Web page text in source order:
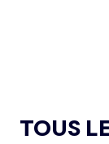
TOUS